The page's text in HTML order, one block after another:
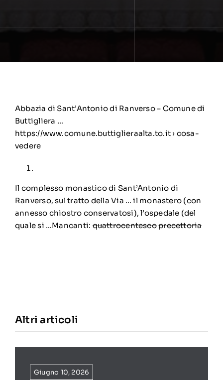
Abbazia di Sant’Antonio di Ranverso – Comune di
Buttigliera …
https://www.comune.buttiglieraalta.to.it › cosa-
vedere
Il complesso monastico di Sant’Antonio di
Ranverso, sul tratto della Via … il monastero (con
annesso chiostro conservatosi), l’ospedale (del
quale si …Mancanti:quattrocentesco‎precettoria
Altri articoli
Giugno 10, 2026